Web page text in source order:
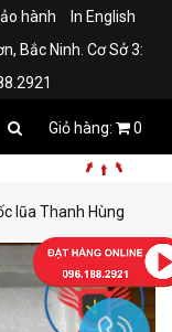
hành
In English
Bắc Ninh. Cơ Sở 3:
0
lũa Thanh Hùng